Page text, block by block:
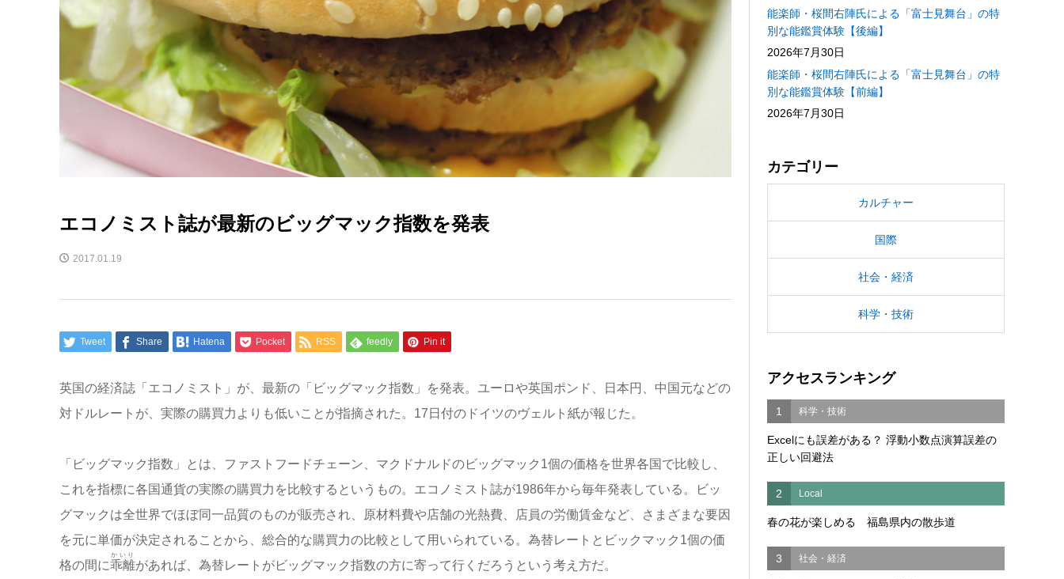
エコノミスト誌が最新のビッグマック指数を発表
2017.01.19
Tweet Share Hatena Pocket RSS feedly Pin it
英国の経済誌「エコノミスト」が、最新の「ビッグマック指数」を発表。ユーロや英国ポンド、日本円、中国元などの
対ドルレートが、実際の購買力よりも低いことが指摘された。17日付のドイツのヴェルト紙が報じた。
「ビッグマック指数」とは、ファストフードチェーン、マクドナルドのビッグマック1個の価格を世界各国で比較し、
これを指標に各国通貨の実際の購買力を比較するというもの。エコノミスト誌が1986年から毎年発表している。ビッ
グマックは全世界でほぼ同一品質のものが販売され、原材料費や店舗の光熱費、店員の労働賃金など、さまざまな要因
を元に単価が決定されることから、総合的な購買力の比較として用いられている。為替レートとビックマック1個の価
格の間に乖離
かいり
があれば、為替レートがビッグマック指数の方に寄って行くだろうという考え方だ。
能楽師・桜間右陣氏による「富士見舞台」の特
別な能鑑賞体験【後編】
2026年7月30日
能楽師・桜間右陣氏による「富士見舞台」の特
別な能鑑賞体験【前編】
2026年7月30日
カテゴリー
カルチャー
国際
社会・経済
科学・技術
アクセスランキング
1 科学・技術
Excelにも誤差がある？ 浮動小数点演算誤差の
正しい回避法
2 Local
春の花が楽しめる 福島県内の散歩道
3 社会・経済